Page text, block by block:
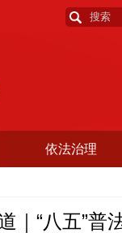
依法治理
｜“八五”普